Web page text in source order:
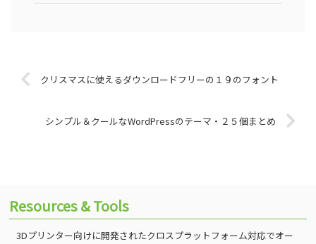
クリスマスに使えるダウンロードフリーの１９のフォント
シンプル＆クールなWordPressのテーマ・２５個まとめ
Resources & Tools
3Dプリンター向けに開発されたクロスプラットフォーム対応でオー